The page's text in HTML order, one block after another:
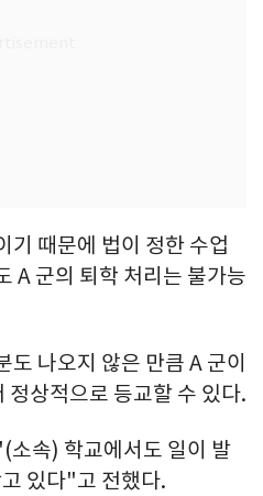
기 때문에 법이 정한 수업
A 군의 퇴학 처리는 불가능
나오지 않은 만큼 A 군이
상적으로 등교할 수 있다.
소속) 학교에서도 일이 발
있다"고 전했다.